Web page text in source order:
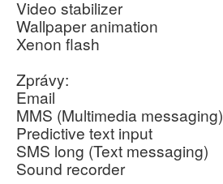
Video stabilizer
Wallpaper animation
Xenon flash
Zprávy:
Email
MMS (Multimedia messaging)
Predictive text input
SMS long (Text messaging)
Sound recorder